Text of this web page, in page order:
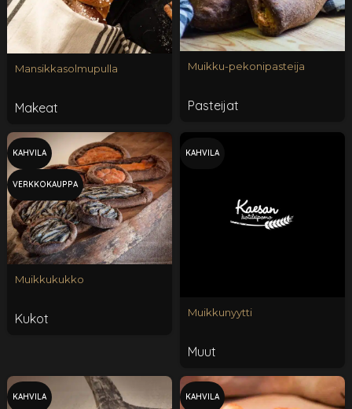
Mansikkasolmupulla
Makeat
Muikku-pekonipasteija
Pasteijat
KAHVILA
VERKKOKAUPPA
Muikkukukko
Kukot
KAHVILA
Muikkunyytti
Muut
KAHVILA KAHVILA